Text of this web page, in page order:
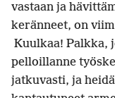
vastaan ja
keränneet, on
Kuulkaa! Palkka,
pelloillanne
jatkuvasti, ja